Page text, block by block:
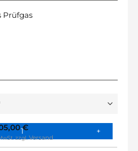
Prüfgas
€
zzgl.Versand